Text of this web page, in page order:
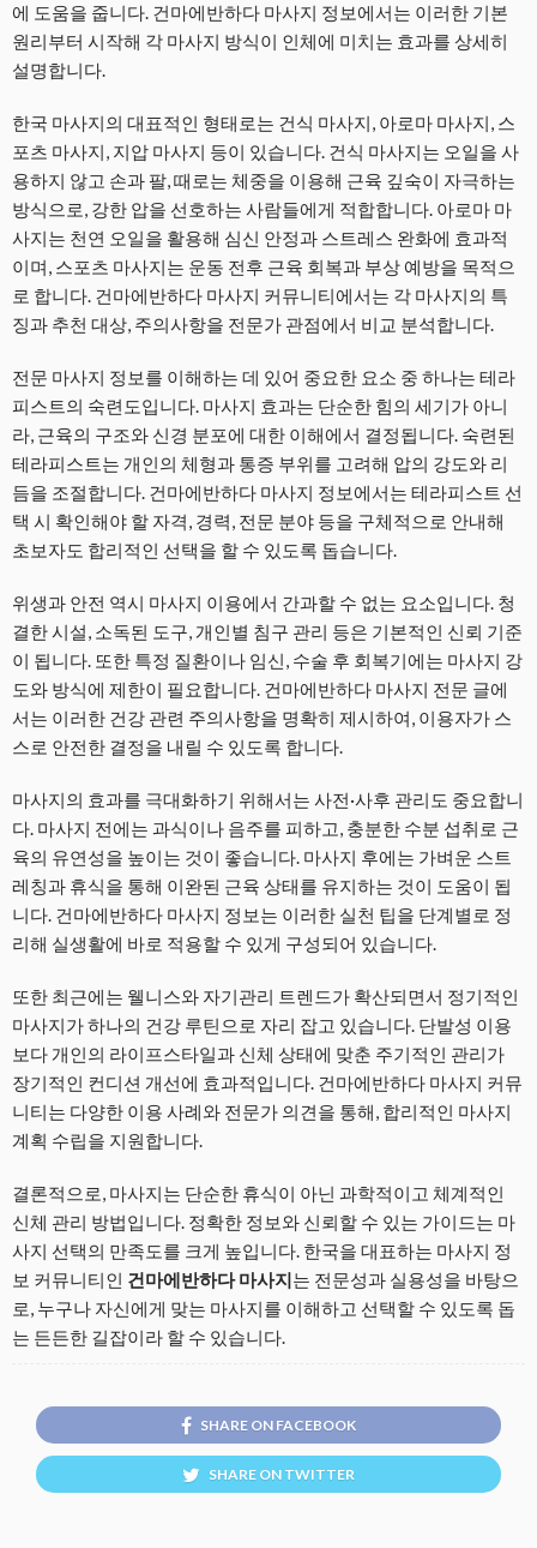
에 도움을 줍니다. 건마에반하다 마사지 정보에서는 이러한 기본
원리부터 시작해 각 마사지 방식이 인체에 미치는 효과를 상세히
설명합니다.
한국 마사지의 대표적인 형태로는 건식 마사지, 아로마 마사지, 스
포츠 마사지, 지압 마사지 등이 있습니다. 건식 마사지는 오일을 사
용하지 않고 손과 팔, 때로는 체중을 이용해 근육 깊숙이 자극하는
방식으로, 강한 압을 선호하는 사람들에게 적합합니다. 아로마 마
사지는 천연 오일을 활용해 심신 안정과 스트레스 완화에 효과적
이며, 스포츠 마사지는 운동 전후 근육 회복과 부상 예방을 목적으
로 합니다. 건마에반하다 마사지 커뮤니티에서는 각 마사지의 특
징과 추천 대상, 주의사항을 전문가 관점에서 비교 분석합니다.
전문 마사지 정보를 이해하는 데 있어 중요한 요소 중 하나는 테라
피스트의 숙련도입니다. 마사지 효과는 단순한 힘의 세기가 아니
라, 근육의 구조와 신경 분포에 대한 이해에서 결정됩니다. 숙련된
테라피스트는 개인의 체형과 통증 부위를 고려해 압의 강도와 리
듬을 조절합니다. 건마에반하다 마사지 정보에서는 테라피스트 선
택 시 확인해야 할 자격, 경력, 전문 분야 등을 구체적으로 안내해
초보자도 합리적인 선택을 할 수 있도록 돕습니다.
위생과 안전 역시 마사지 이용에서 간과할 수 없는 요소입니다. 청
결한 시설, 소독된 도구, 개인별 침구 관리 등은 기본적인 신뢰 기준
이 됩니다. 또한 특정 질환이나 임신, 수술 후 회복기에는 마사지 강
도와 방식에 제한이 필요합니다. 건마에반하다 마사지 전문 글에
서는 이러한 건강 관련 주의사항을 명확히 제시하여, 이용자가 스
스로 안전한 결정을 내릴 수 있도록 합니다.
마사지의 효과를 극대화하기 위해서는 사전·사후 관리도 중요합니
다. 마사지 전에는 과식이나 음주를 피하고, 충분한 수분 섭취로 근
육의 유연성을 높이는 것이 좋습니다. 마사지 후에는 가벼운 스트
레칭과 휴식을 통해 이완된 근육 상태를 유지하는 것이 도움이 됩
니다. 건마에반하다 마사지 정보는 이러한 실천 팁을 단계별로 정
리해 실생활에 바로 적용할 수 있게 구성되어 있습니다.
또한 최근에는 웰니스와 자기관리 트렌드가 확산되면서 정기적인
마사지가 하나의 건강 루틴으로 자리 잡고 있습니다. 단발성 이용
보다 개인의 라이프스타일과 신체 상태에 맞춘 주기적인 관리가
장기적인 컨디션 개선에 효과적입니다. 건마에반하다 마사지 커뮤
니티는 다양한 이용 사례와 전문가 의견을 통해, 합리적인 마사지
계획 수립을 지원합니다.
결론적으로, 마사지는 단순한 휴식이 아닌 과학적이고 체계적인
신체 관리 방법입니다. 정확한 정보와 신뢰할 수 있는 가이드는 마
사지 선택의 만족도를 크게 높입니다. 한국을 대표하는 마사지 정
보 커뮤니티인 건마에반하다 마사지는 전문성과 실용성을 바탕으
로, 누구나 자신에게 맞는 마사지를 이해하고 선택할 수 있도록 돕
는 든든한 길잡이라 할 수 있습니다.
SHARE ON FACEBOOK
SHARE ON TWITTER